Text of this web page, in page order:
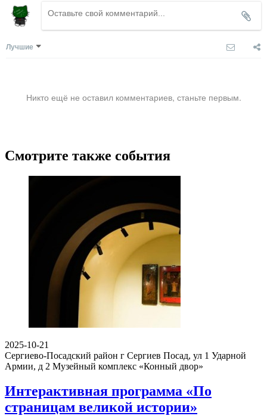
Лучшие
Никто ещё не оставил комментариев, станьте первым.
Смотрите также события
2025-10-21
Сергиево-Посадский район г Сергиев Посад, ул 1 Ударной
Армии, д 2 Музейный комплекс «Конный двор»
Интерактивная программа «По
страницам великой истории»